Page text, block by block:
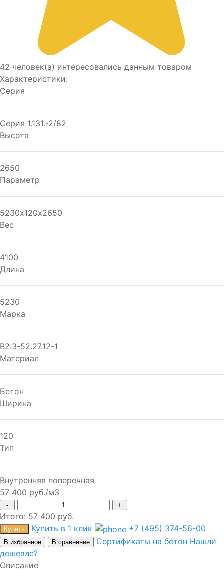
42 человек(а) интересовались данным товаром
Характеристики:
Серия
Серия 1.131.-2/82
Высота
2650
Параметр
5230х120х2650
Вес
4100
Длина
5230
Марка
В2.3-52.27.12-1
Материал
Бетон
Ширина
120
Тип
Внутренняя поперечная
57 400 руб./м3
- +
Итого: 57 400 руб.
Купить Купить в 1 клик +7 (495) 374-56-00
В избранное В сравнение Сертификаты на бетон Нашли
дешевле?
Описание